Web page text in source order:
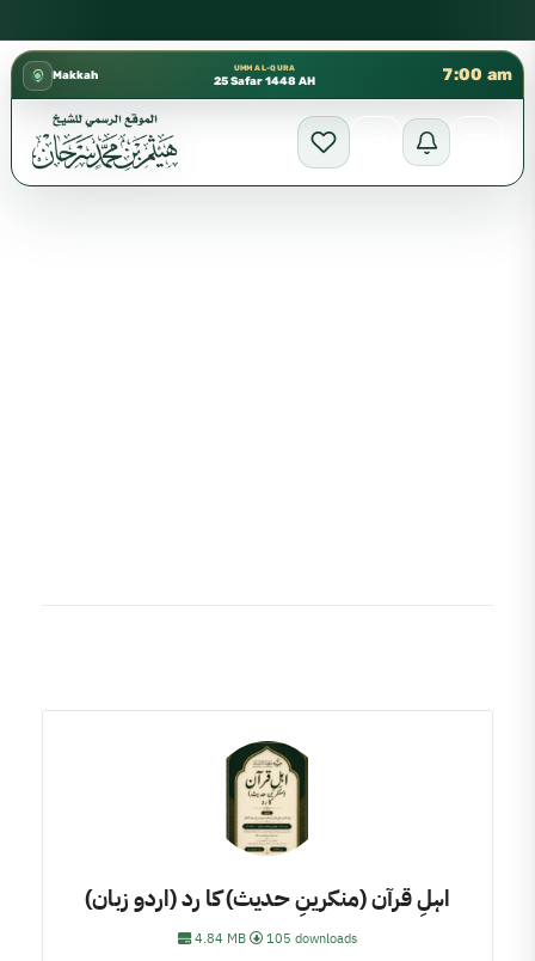
Makkah
UMM AL-QURA
25 Safar 1448 AH 7:00 am
اہلِ قرآن (منکرینِ حدیث) کا رد (اردو زبان)
4.84 MB 105 downloads